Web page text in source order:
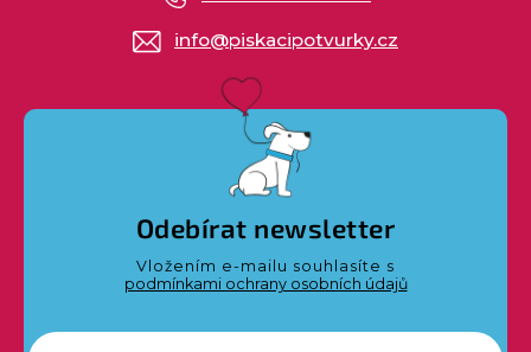
info@piskacipotvurky.cz
Odebírat newsletter
Vložením e-mailu souhlasíte s
podmínkami ochrany osobních údajů